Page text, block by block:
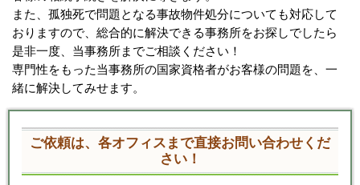
また、孤独死で問題となる事故物件処分についても対応して
おりますので、総合的に解決できる事務所をお探しでしたら
是非一度、当事務所までご相談ください！
専門性をもった当事務所の国家資格者がお客様の問題を、一
緒に解決してみせます。
ご依頼は、各オフィスまで直接お問い合わせくだ
さい！